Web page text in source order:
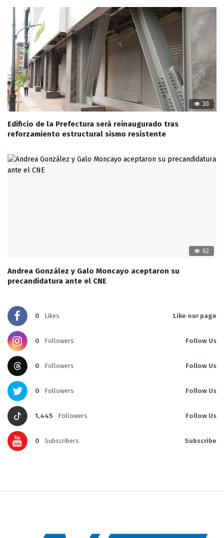
30
Edificio de la Prefectura será reinaugurado tras
reforzamiento estructural sismo resistente
62
Andrea González y Galo Moncayo aceptaron su
precandidatura ante el CNE
0 Likes Like our page
0 Followers Follow Us
0 Followers Follow Us
0 Followers Follow Us
1,445 Followers Follow Us
0 Subscribers Subscribe